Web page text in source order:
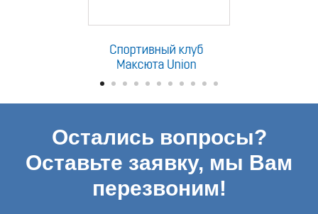
Остались вопросы?
Оставьте заявку, мы Вам
перезвоним!